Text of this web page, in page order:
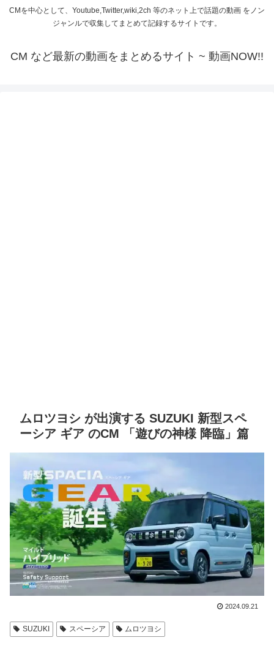
CMを中心として、Youtube,Twitter,wiki,2ch 等のネット上で話題の動画 をノン
ジャンルで収集してまとめて記録するサイトです。
CM など最新の動画をまとめるサイト ~ 動画NOW!!
ムロツヨシ が出演する SUZUKI 新型スペ
ーシア ギア のCM 「遊びの神様 降臨」篇
2024.09.21
SUZUKI スペーシア ムロツヨシ